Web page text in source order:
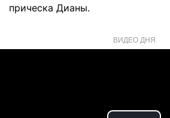
прическа Дианы.
ВИДЕО ДНЯ